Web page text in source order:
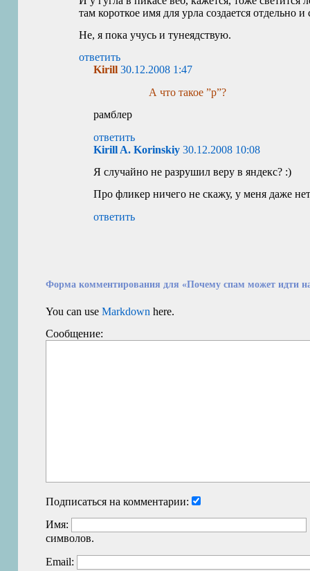
там короткое имя для урла создается отдельно
Не, я пока учусь и тунеядствую.
ответить
Kirill30.12.2008 1:47
А что такое ”р”?
рамблер
ответить
Kirill A. Korinskiy 30.12.2008 10:08
Я случайно не разрушил веру в яндекс? :)
Про фликер ничего не скажу, у меня даже
ответить
Форма комментирования для «Почему спам может идти
You can useMarkdown here.
Сообщение:
Подписаться на комментарии:
Имя:
символов.
Email: